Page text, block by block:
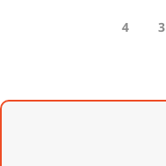
3
4